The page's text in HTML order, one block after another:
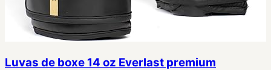
Luvas de boxe 14 oz Everlast premium